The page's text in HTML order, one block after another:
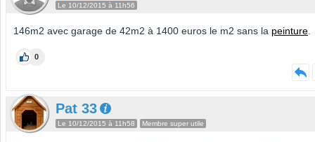
Le 10/12/2015 à 11h56
146m2 avec garage de 42m2 à 1400 euros le m2 sans la peinture
0
Pat 33
Le 10/12/2015 à 11h58 Membre super utile